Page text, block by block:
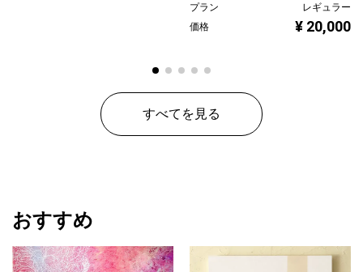
プラン
レギュラー
価格
¥ 20,000
すべてを見る
おすすめ